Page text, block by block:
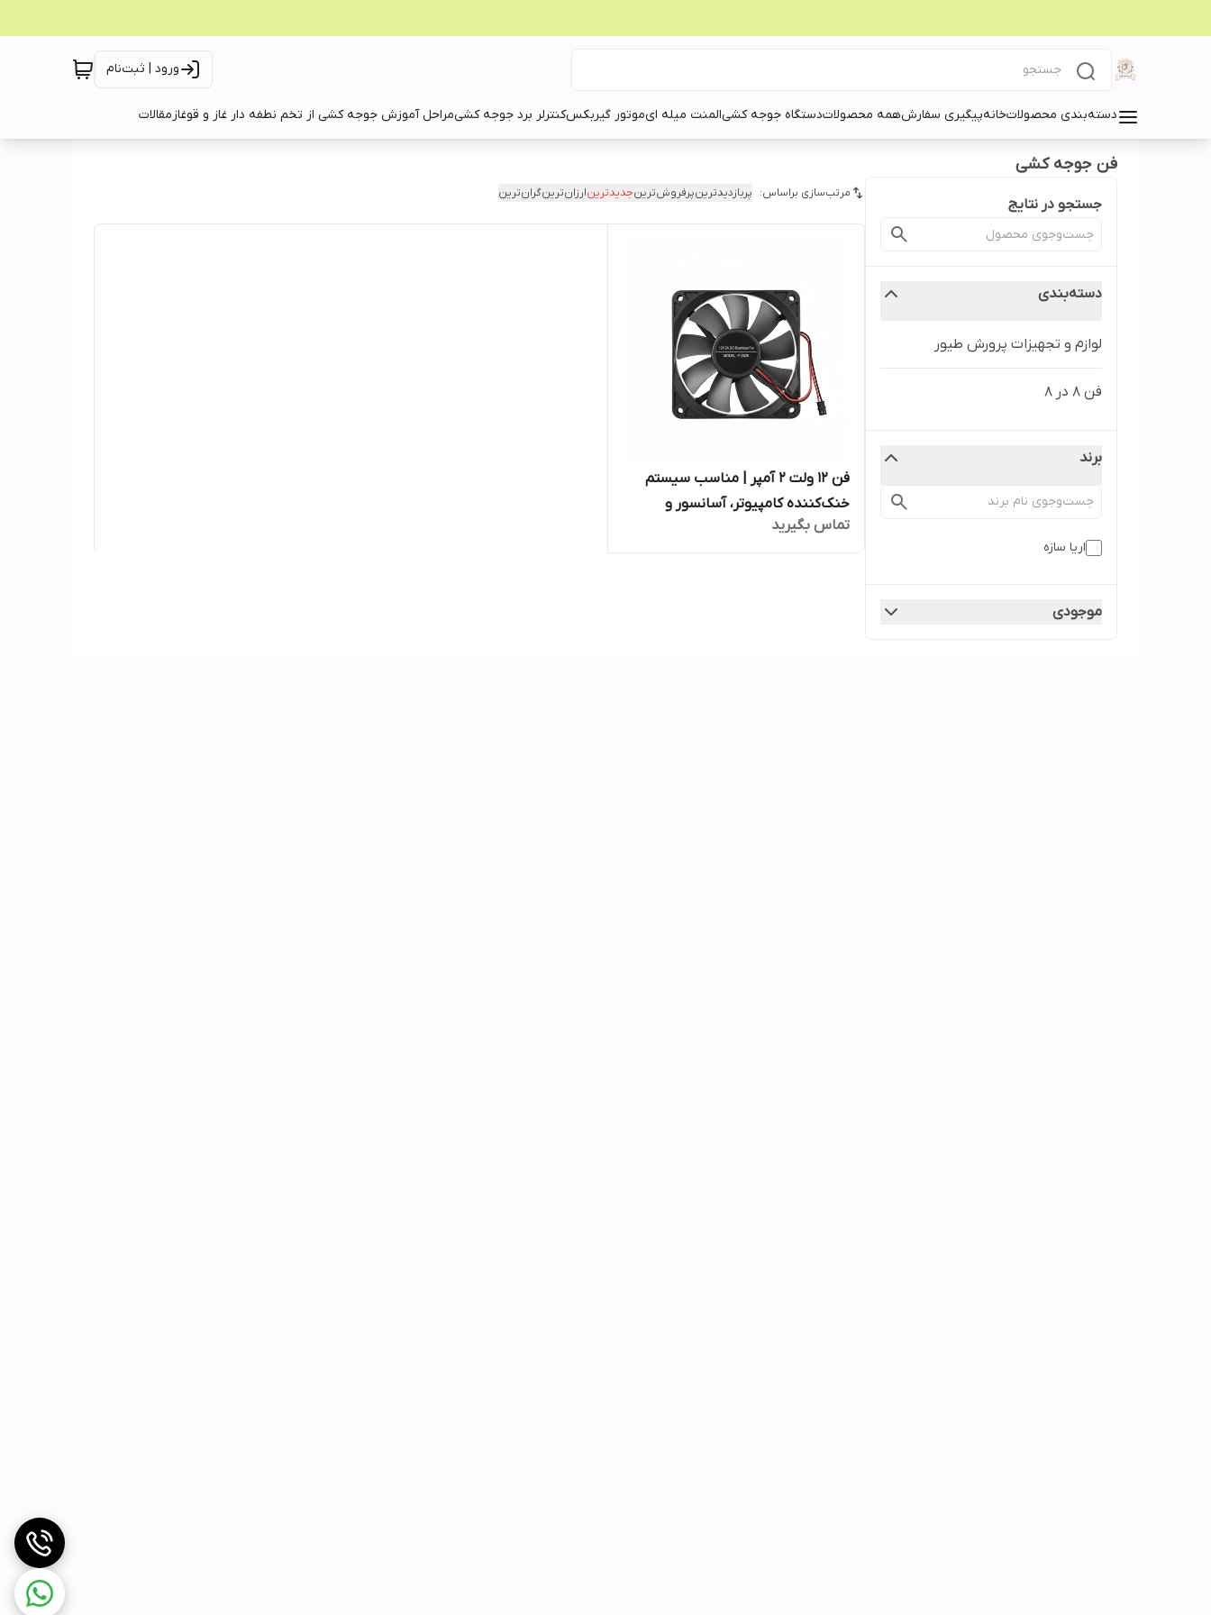
ورود | ثبت‌نام
دسته‌بندی محصولاتخانهپیگیری سفارشهمه محصولاتدستگاه جوجه کشیالمنت میله ایموتور گیربکسکنترلر برد جوجه کشیمراحل آموزش جوجه کشی از تخم نطفه دار غاز و قوغازمقالات
فن جوجه کشی
جستجو در نتایج
دسته‌بندی
لوازم و تجهیزات پرورش طیور
فن ۸ در ۸
برند
اریا سازه
موجودی
مرتب‌سازی براساس: پربازدیدترینپرفروش‌ترینجدیدترینارزان‌ترینگران‌ترین
فن 12 ولت 2 آمپر | مناسب سیستم
خنک‌کننده کامپیوتر، آسانسور و
تجهیزات صنعتی
تماس بگیرید